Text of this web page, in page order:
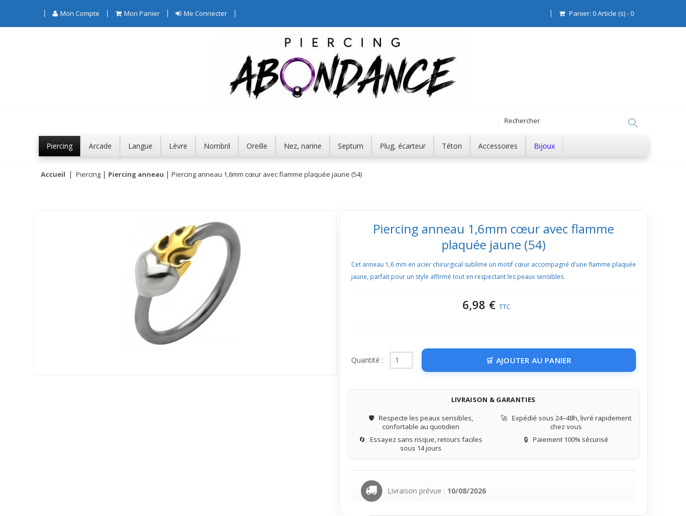
Mon Compte Mon Panier Me Connecter Panier: 0Article (s)-0
Piercing Arcade Langue Lèvre Nombril Oreille Nez, narine Septum Plug, écarteur Téton Accessoires Bijoux
Accueil Piercing Piercing anneau Piercing anneau 1,6mm cœur avec flamme plaquée jaune (54)
Piercing anneau 1,6mm cœur avec flamme
plaquée jaune (54)
Cet anneau 1,6 mm en acier chirurgical sublime un motif cœur accompagné d'une flamme plaquée
jaune, parfait pour un style affirmé tout en respectant les peaux sensibles.
6,98 € TTC
Quantité : AJOUTER AU PANIER
LIVRAISON & GARANTIES
🛡️ Respecte les peaux sensibles,
confortable au quotidien
🚀 Expédié sous 24–48h, livré rapidement
chez vous
🔄 Essayez sans risque, retours faciles
sous 14 jours
🔒 Paiement 100% sécurisé
Livraison prévue : 10/08/2026